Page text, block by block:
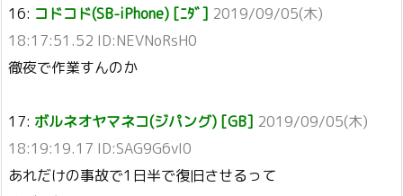
16: コドコド(SB-iPhone) [ﾆﾀﾞ] 2019/09/05(木)
18:17:51.52 ID:NEVNoRsH0
徹夜で作業すんのか
17: ボルネオヤマネコ(ジパング) [GB] 2019/09/05(木)
18:19:19.17 ID:SAG9G6vI0
あれだけの事故で1日半で復旧させるって